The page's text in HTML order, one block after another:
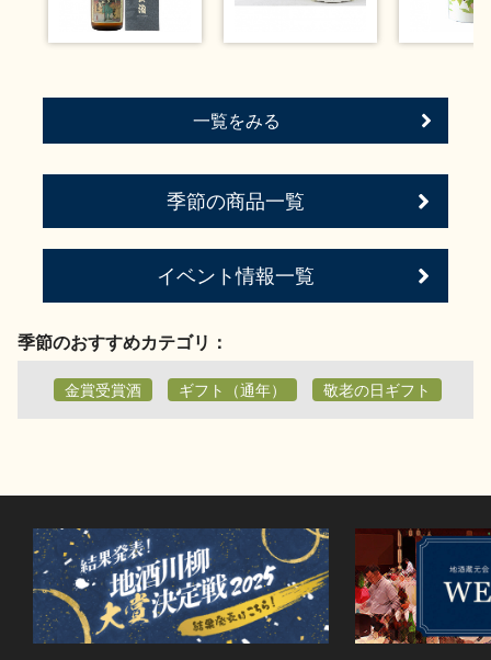
一覧をみる
季節の商品一覧
イベント情報一覧
季節のおすすめカテゴリ：
金賞受賞酒 ギフト（通年） 敬老の日ギフト